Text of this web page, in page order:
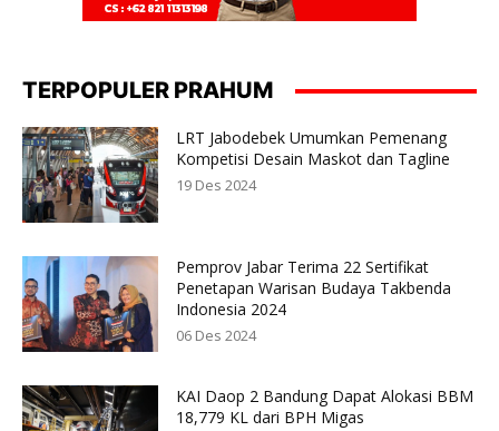
TERPOPULER PRAHUM
LRT Jabodebek Umumkan Pemenang
Kompetisi Desain Maskot dan Tagline
19 Des 2024
Pemprov Jabar Terima 22 Sertifikat
Penetapan Warisan Budaya Takbenda
Indonesia 2024
06 Des 2024
KAI Daop 2 Bandung Dapat Alokasi BBM
18,779 KL dari BPH Migas